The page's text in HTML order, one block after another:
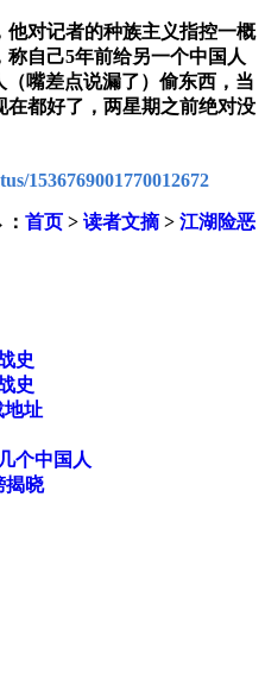
他对记者的种族主义指控一概
自己5年前给另一个中国人
嘴差点说漏了）偷东西，当
在都好了，两星期之前绝对没
1536769001770012672
首页 > 读者文摘> 江湖险恶
史
史
地址
个中国人
揭晓